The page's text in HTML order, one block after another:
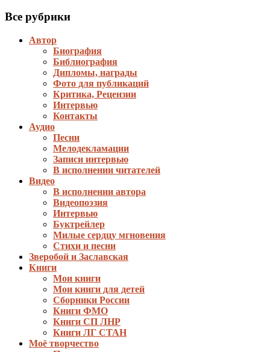
Все рубрики
Автор
Биография
Библиография
Дипломы, награды
Фото для публикаций
Критика, Рецензии
Интервью
Контакты
Аудио
Песни
Мелодекламации
Записи интервью
В исполнении читателей
Видео
В исполнении автора
Видеопоэзия
Интервью
Буктрейлер
Милые сердцу мгновения
Стихи и песни
Зверобой и Заславская
Книги
Мои книги
Мои книги для детей
Сборники России
Книги ФМО
Книги СП ЛНР
Книги ЛГ СТАН
Моё творчество